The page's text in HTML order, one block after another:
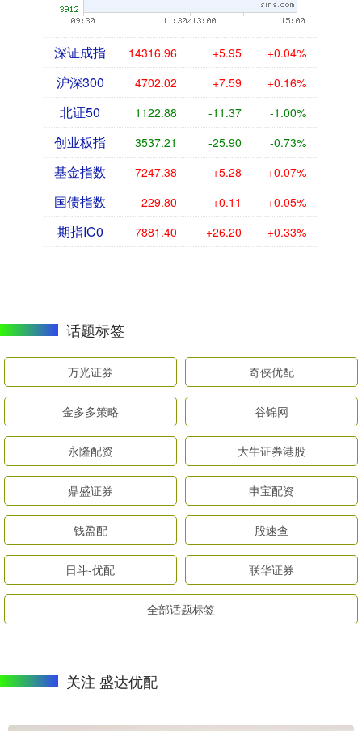
深证成指 14316.96 +5.95 +0.04%
沪深300 4702.02 +7.59 +0.16%
北证50 1122.88 -11.37 -1.00%
创业板指 3537.21 -25.90 -0.73%
基金指数 7247.38 +5.28 +0.07%
国债指数 229.80 +0.11 +0.05%
期指IC0 7881.40 +26.20 +0.33%
话题标签
万光证券 奇侠优配
金多多策略 谷锦网
永隆配资 大牛证券港股
鼎盛证券 申宝配资
钱盈配 股速查
日斗-优配 联华证券
全部话题标签
关注 盛达优配